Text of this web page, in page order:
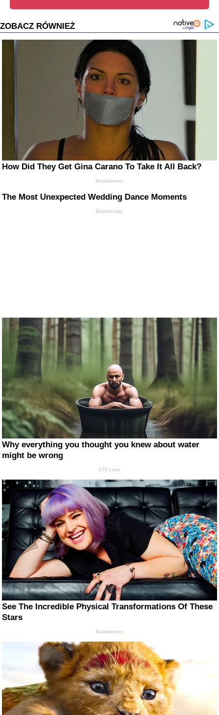
ZOBACZ RÓWNIEŻ
How Did They Get Gina Carano To Take It All Back?
Brainberries
The Most Unexpected Wedding Dance Moments
Brainberries
Why everything you thought you knew about water
might be wrong
CTA Love
See The Incredible Physical Transformations Of These
Stars
Brainberries